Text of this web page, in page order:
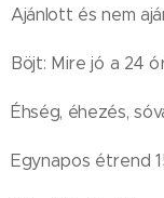
Ajánlott és nem
Böjt: Mire jó a 24
Éhség, éhezés,
Egynapos étrend